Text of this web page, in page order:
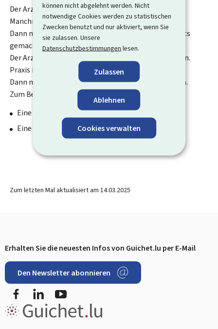
können nicht abgelehnt werden. Nicht
notwendige Cookies werden zu statistischen
Zwecken benutzt und nur aktiviert, wenn Sie
sie zulassen. Unsere
Datenschutzbestimmungen lesen.
Zulassen
Ablehnen
Cookies verwalten
Der Arzt sagt Ihnen danach, was Sie haben.
Manchmal weiß der Arztnichtdirekt, was Sie haben.
Dann müssen noch weitere Untersuchungen und Tests
gemacht werden.
Der Arzt kann aber
alles in seiner Praxis machen.
Praxis ist der Ort, wo der Arzt arbeitet.
Dann muss er die weiteren Untersuchungen anfragen.
Zum Beispiel:
Eine
Labor-Analyse.
Eine
Röntgen-Aufnahme.
Zum letzten Mal aktualisiert am 14.03.2025
Footer
Erhalten Sie die neuesten Infos von Guichet.lu per E-Mail
Den Newsletter abonnieren
FacebookLinkedIn